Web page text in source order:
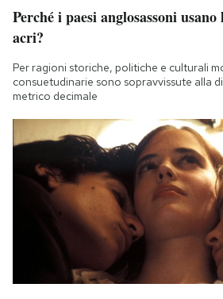
Perché i paesi anglosassoni
acri?
Per ragioni storiche, politiche e culturali
consuetudinarie sono sopravvissute alla
metrico decimale